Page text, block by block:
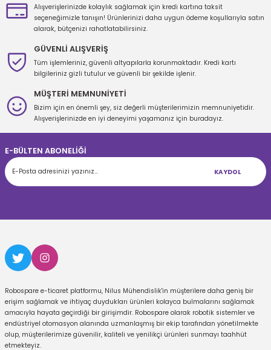
Ürün fiyatı diğer sitelerden daha pahalı.
Gönder
Alışverişlerinizde kolaylık sağlamak için kredi kartına taksit
seçeneğimizle tanışın! Ürünlerinizi daha uygun ödeme koşullarıyla satın
alarak, bütçenizi rahatlatabilirsiniz.
GÜVENLİ ALIŞVERİŞ
Tüm işlemleriniz, güvenli altyapılarla korunmaktadır. Kredi kartı
bilgileriniz gizli tutulur ve güvenli bir şekilde işlenir.
MÜŞTERİ MEMNUNİYETİ
Bizim için en önemli şey, siz değerli müşterilerimizin memnuniyetidir.
Alışverişlerinizde en iyi deneyimi yaşamanız için buradayız.
E-BÜLTEN ABONELİĞİ
KAYDOL
Robospare e-ticaret platformu, Nilus Mühendislik'in müşterilere daha geniş bir
erişim sağlamak ve ihtiyaç duydukları ürünleri kolayca bulmalarını sağlamak
amacıyla hayata geçirdiği bir girişimdir. Robospare olarak robotik sistemler ve
endüstriyel otomasyon alanında uzmanlaşmış bir ekip tarafından yönetilmekte
olup, müşterilerimize güvenilir, kaliteli ve yenilikçi ürünleri sunmayı taahhüt
etmekteyiz.